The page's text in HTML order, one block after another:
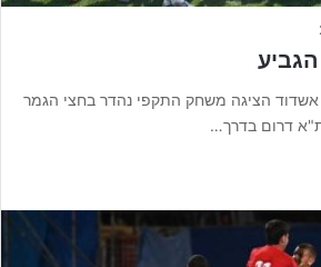
אשדוד הציגה משחק התקפי נהדר בחצי הגמר
ת"א דרום בדרך…